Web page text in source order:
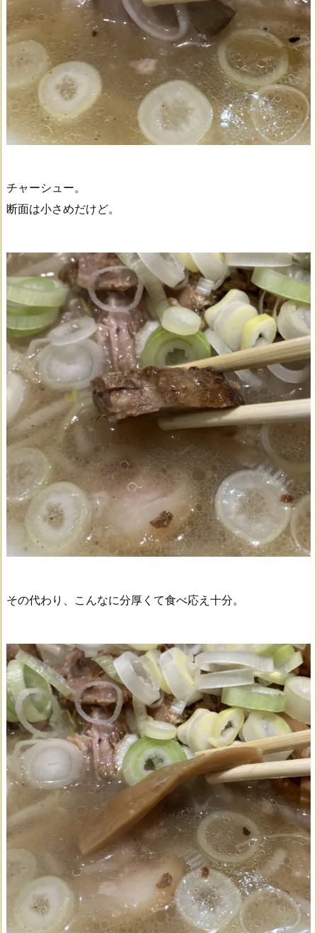
チャーシュー。
断面は小さめだけど。
その代わり、こんなに分厚くて食べ応え十分。